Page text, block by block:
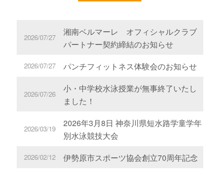
2026/07/27
湘南ベルマーレ オフィシャルクラブ
パートナー契約締結のお知らせ
2026/07/27 パンチフィットネス体験会のお知らせ
2026/07/26
小・中学校水泳授業が無事終了いたし
ました！
2026/03/19
2026年3月8日 神奈川県短水路学童学年
別水泳競技大会
2026/02/12 伊勢原市スポーツ協会創立70周年記念